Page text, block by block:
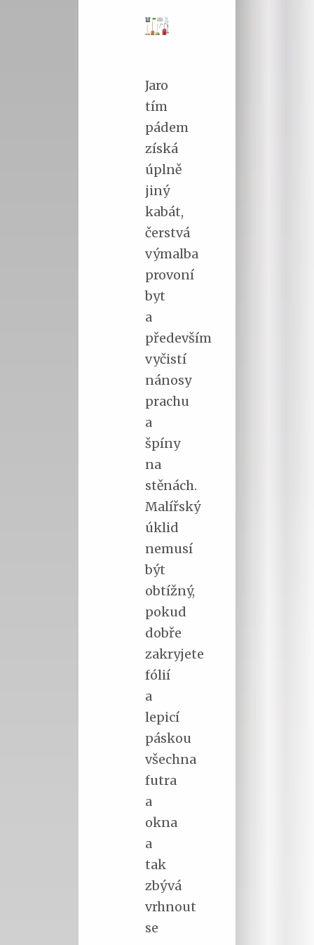
Jaro
tím
pádem
získá
úplně
jiný
kabát,
čerstvá
výmalba
provoní
byt
a
především
vyčistí
nánosy
prachu
a
špíny
na
stěnách.
Malířský
úklid
nemusí
být
obtížný,
pokud
dobře
zakryjete
fólií
a
lepicí
páskou
všechna
futra
a
okna
a
tak
zbývá
vrhnout
se